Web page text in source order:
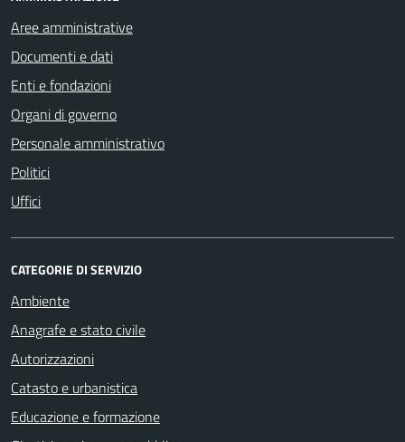
Aree amministrative
Documenti e dati
Enti e fondazioni
Organi di governo
Personale amministrativo
Politici
Uffici
CATEGORIE DI SERVIZIO
Ambiente
Anagrafe e stato civile
Autorizzazioni
Catasto e urbanistica
Educazione e formazione